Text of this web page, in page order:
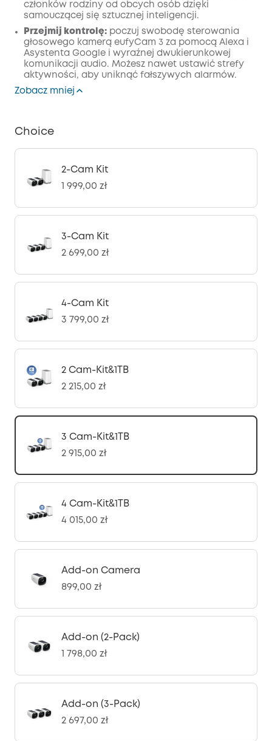
członków rodziny od obcych osób dzięki
samouczącej się sztucznej inteligencji.
Przejmij kontrolę: poczuj swobodę sterowania
głosowego kamerą eufyCam 3 za pomocą Alexa i
Asystenta Google i wyraźnej dwukierunkowej
komunikacji audio. Możesz nawet ustawić strefy
aktywności, aby uniknąć fałszywych alarmów.
Zobacz mniej
Choice
2-Cam Kit
1 999,00 zł
3-Cam Kit
2 699,00 zł
4-Cam Kit
3 799,00 zł
2 Cam-Kit&1TB
2 215,00 zł
3 Cam-Kit&1TB
2 915,00 zł
4 Cam-Kit&1TB
4 015,00 zł
Add-on Camera
899,00 zł
Add-on (2-Pack)
1 798,00 zł
Add-on (3-Pack)
2 697,00 zł